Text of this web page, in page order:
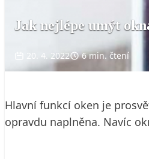
Jak nejlépe umýt
20. 4. 2022 6 min. čtení
Hlavní funkcí oken je
opravdu naplněna. Navíc